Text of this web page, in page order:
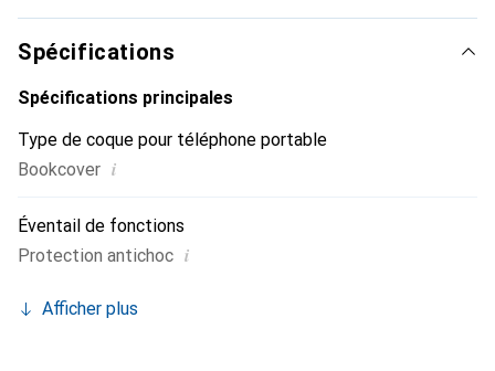
haute qualité, la marque Noreve est un choix sûr pour une
clientèle exigeante.
Spécifications
Spécifications principales
Type de coque pour téléphone portable
Bookcover i
Éventail de fonctions
Protection antichoc i
Afficher plus